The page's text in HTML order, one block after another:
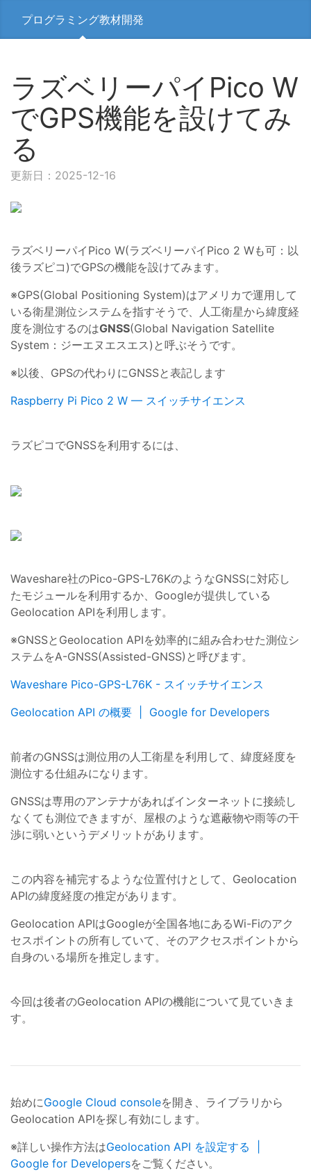
プログラミング教材開発
ラズベリーパイPico W
でGPS機能を設けてみ
る
更新日：2025-12-16
ラズベリーパイPico W(ラズベリーパイPico 2 Wも可：以
後ラズピコ)でGPSの機能を設けてみます。
※GPS(Global Positioning System)はアメリカで運用して
いる衛星測位システムを指すそうで、人工衛星から緯度経
度を測位するのはGNSS(Global Navigation Satellite
System：ジーエヌエスエス)と呼ぶそうです。
※以後、GPSの代わりにGNSSと表記します
Raspberry Pi Pico 2 W — スイッチサイエンス
ラズピコでGNSSを利用するには、
Waveshare社のPico-GPS-L76KのようなGNSSに対応し
たモジュールを利用するか、Googleが提供している
Geolocation APIを利用します。
※GNSSとGeolocation APIを効率的に組み合わせた測位シ
ステムをA-GNSS(Assisted-GNSS)と呼びます。
Waveshare Pico-GPS-L76K - スイッチサイエンス
Geolocation API の概要 | Google for Developers
前者のGNSSは測位用の人工衛星を利用して、緯度経度を
測位する仕組みになります。
GNSSは専用のアンテナがあればインターネットに接続し
なくても測位できますが、屋根のような遮蔽物や雨等の干
渉に弱いというデメリットがあります。
この内容を補完するような位置付けとして、Geolocation
APIの緯度経度の推定があります。
Geolocation APIはGoogleが全国各地にあるWi-Fiのアク
セスポイントの所有していて、そのアクセスポイントから
自身のいる場所を推定します。
今回は後者のGeolocation APIの機能について見ていきま
す。
始めにGoogle Cloud consoleを開き、ライブラリから
Geolocation APIを探し有効にします。
※詳しい操作方法はGeolocation API を設定する |
Google for Developersをご覧ください。